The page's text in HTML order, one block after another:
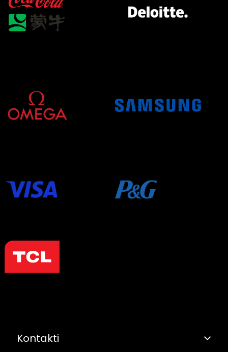
Kontakti